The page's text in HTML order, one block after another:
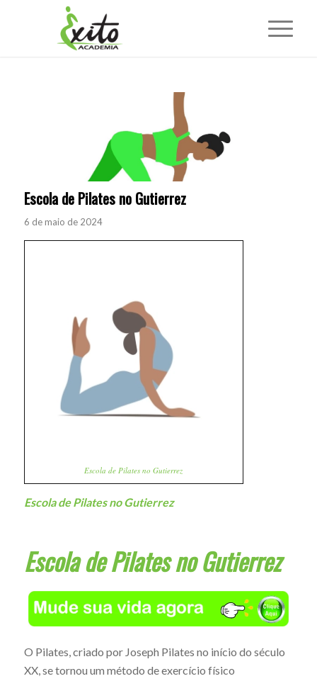
Escola de Pilates no Gutierrez
6 de maio de 2024
Escola de Pilates no Gutierrez
Escola de Pilates no Gutierrez
Escola de Pilates no Gutierrez
O Pilates, criado por Joseph Pilates no início do século
XX, se tornou um método de exercício físico